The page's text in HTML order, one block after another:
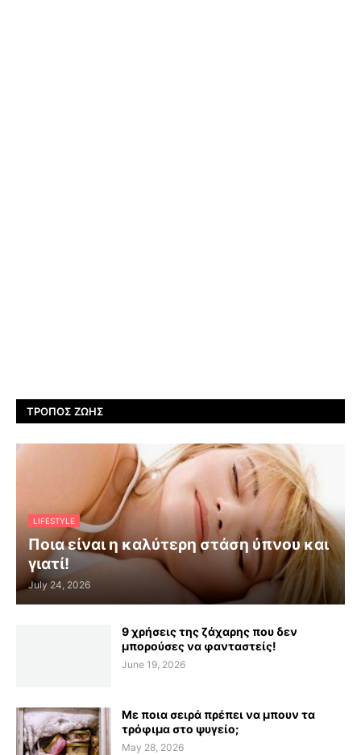
ΤΡΌΠΟΣ ΖΩΉΣ
LIFESTYLE
Ποια είναι η καλύτερη στάση ύπνου και
γιατί!
July 24, 2026
9 χρήσεις της ζάχαρης που δεν
μπορούσες να φανταστείς!
June 19, 2026
Με ποια σειρά πρέπει να μπουν τα
τρόφιμα στο ψυγείο;
May 28, 2026